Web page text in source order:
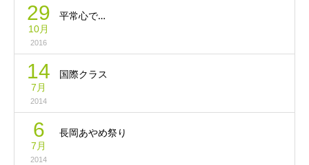
29
10月
2016
平常心で…
14
7月
2014
国際クラス
6
7月
2014
長岡あやめ祭り